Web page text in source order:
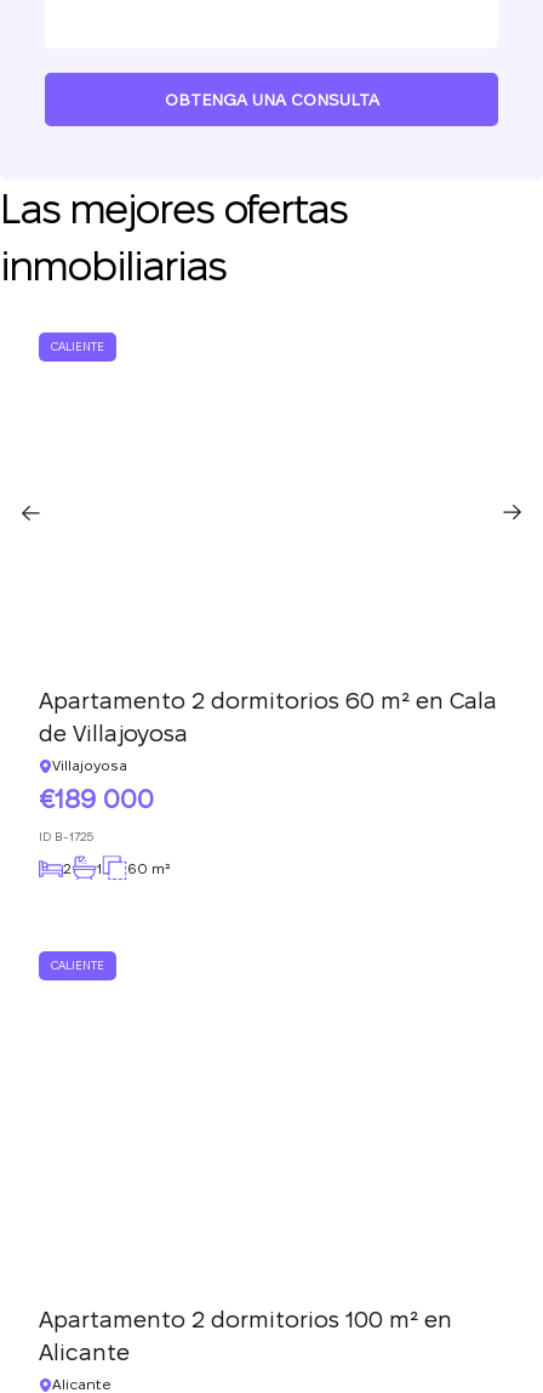
OBTENGA UNA CONSULTA
Las mejores ofertas
inmobiliarias
CALIENTE
Apartamento 2 dormitorios 60 m² en Cala
de Villajoyosa
Villajoyosa
189 000
ID B-1725
2 1 60 m²
CALIENTE
Apartamento 2 dormitorios 100 m² en
Alicante
Alicante